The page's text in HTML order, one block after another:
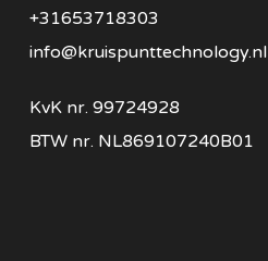
+31653718303
info@kruispunttechnology.nl
KvK nr. 99724928
BTW nr. NL869107240B01